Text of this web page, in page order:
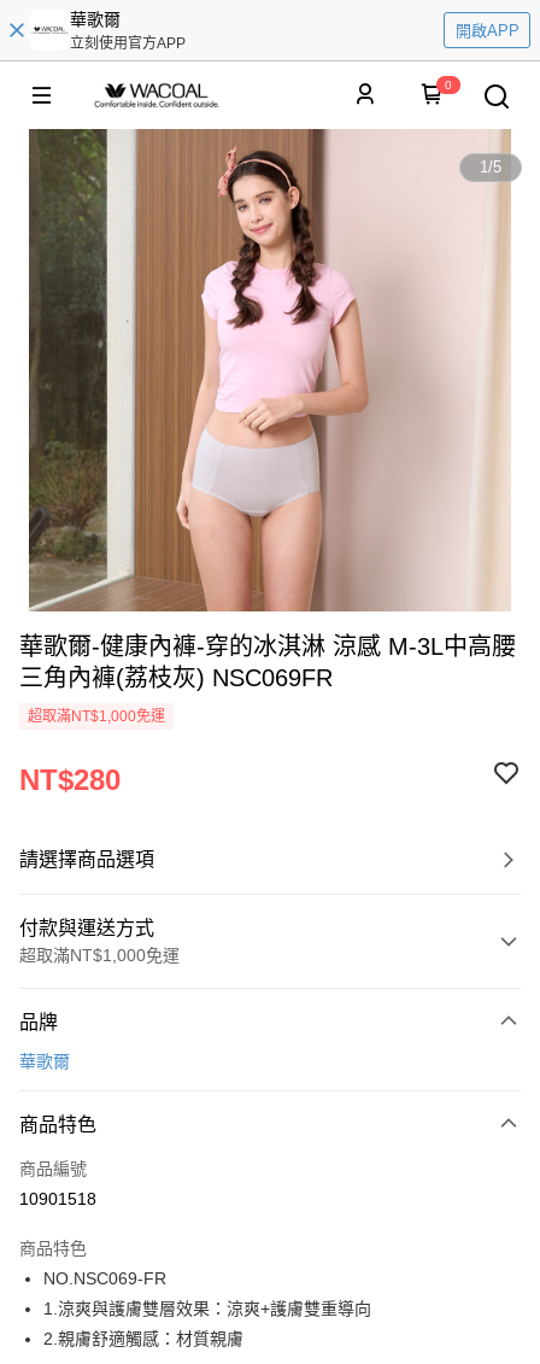
華歌爾
立刻使用官方APP
開啟APP
0
1/5
華歌爾-健康內褲-穿的冰淇淋 涼感 M-3L中高腰
三角內褲(荔枝灰) NSC069FR
超取滿NT$1,000免運
NT$280
請選擇商品選項
付款與運送方式
超取滿NT$1,000免運
信用卡一次付款
LINE Pay
街口支付
運送方式
全家取貨付款
每筆NT$80，滿NT$1,000(含以上)免運費
品牌
華歌爾
商品特色
商品編號
10901518
商品特色
NO.NSC069-FR
1.涼爽與護膚雙層效果：涼爽+護膚雙重導向
2.親膚舒適觸感：材質親膚